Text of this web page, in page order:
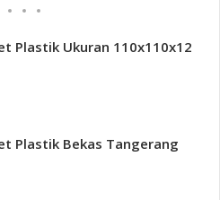
Plastik Ukuran 110x110x12
Plastik Bekas Tangerang